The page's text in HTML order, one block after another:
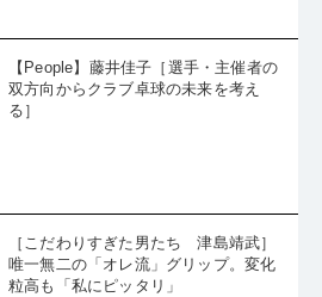
【People】藤井佳子［選手・主催者の
双方向からクラブ卓球の未来を考え
る］
［こだわりすぎた男たち 津島靖武］
唯一無二の「オレ流」グリップ。変化
粒高も「私にピッタリ」